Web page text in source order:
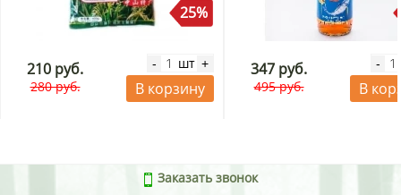
25%
210 руб.
280 руб.
- шт +
В корзину
347 руб.
495 руб.
-
В
Заказать звонок